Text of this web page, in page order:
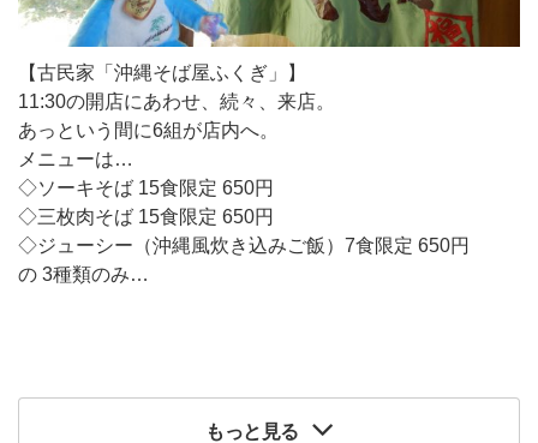
【古民家「沖縄そば屋ふくぎ」】
11:30の開店にあわせ、続々、来店。
あっという間に6組が店内へ。
メニューは…
◇ソーキそば 15食限定 650円
◇三枚肉そば 15食限定 650円
◇ジューシー（沖縄風炊き込みご飯）7食限定 650円
の 3種類のみ…
もっと見る